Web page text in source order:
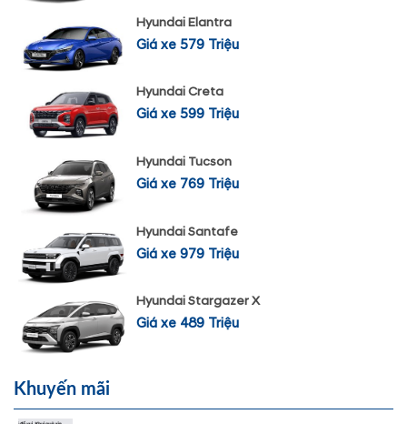
Hyundai Elantra
Giá xe 579 Triệu
Hyundai Creta
Giá xe 599 Triệu
Hyundai Tucson
Giá xe 769 Triệu
Hyundai Santafe
Giá xe 979 Triệu
Hyundai Stargazer X
Giá xe 489 Triệu
Khuyến mãi